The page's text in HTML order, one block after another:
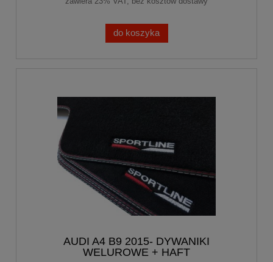
do koszyka
AUDI A4 B9 2015- DYWANIKI
WELUROWE + HAFT